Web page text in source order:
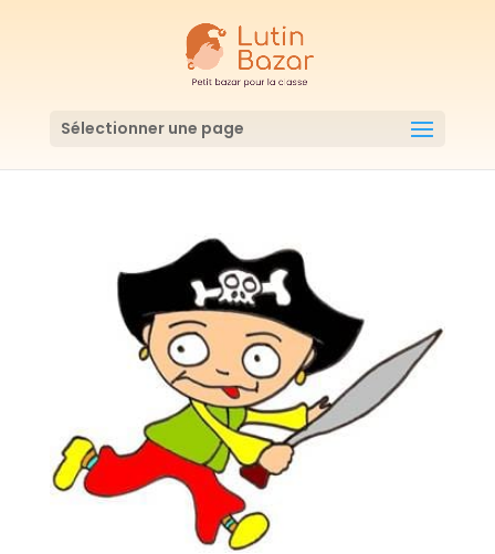
Sélectionner une page